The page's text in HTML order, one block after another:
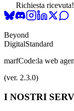
Richiesta ricevuta!
Beyond
DigitalStandard
marfCode:la web
(ver. 2.3.0)
I NOSTRI